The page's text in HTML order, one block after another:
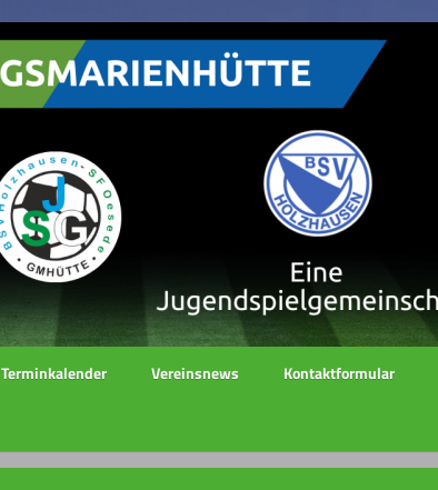
Terminkalender Vereinsnews Kontaktformular